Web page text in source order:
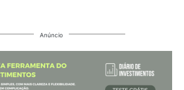
Anúncio